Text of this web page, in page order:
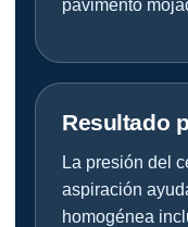
pavimento
Resultado
La presión del
aspiración
homogénea